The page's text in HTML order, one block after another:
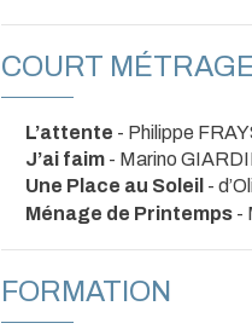
COURT
L’attente - Philippe
J’ai faim - Marino
Une Place au Soleil -
Ménage de Printemps -
FORMATION